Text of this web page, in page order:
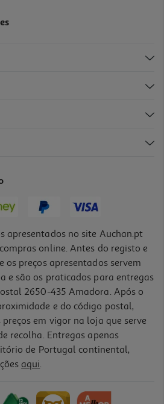
Português - 12.º Ano
apresentados no site Auchan.pt
online. Antes do registo e
os preços apresentados servem
e são os praticados para entregas
2650-435 Amadora. Após o
e do código postal,
em vigor na loja que serve
recolha. Entregas apenas
de Portugal continental,
aqui.